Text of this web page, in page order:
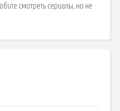
смотреть сериалы, но не